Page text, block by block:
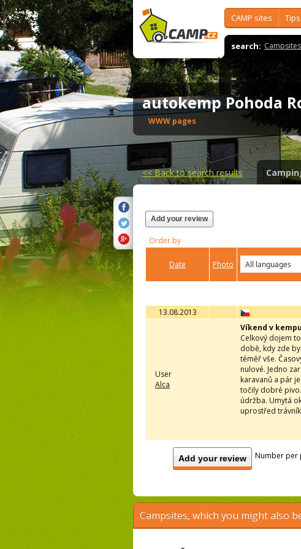
CAMP sites
search:
autokemp Pohoda
WWW pages
<<Back to search results
Add your review
Order by
Date Photo
13.08.2013
User
Alca
Víkend v kempu
Celkový dojem
době, kdy zde
téměř vše.
nulové. Jedno
karavanů a pár
točily dobré
údržba. Umytá
uprostřed
Add your review Number per
Campsites, which you might also